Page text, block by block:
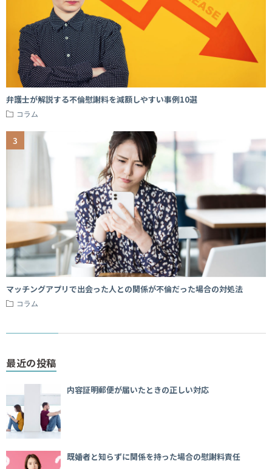
弁護士が解説する不倫慰謝料を減額しやすい事例10選
コラム
マッチングアプリで出会った人との関係が不倫だった場合の対処法
コラム
最近の投稿
内容証明郵便が届いたときの正しい対応
既婚者と知らずに関係を持った場合の慰謝料責任